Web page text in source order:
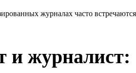
журналах часто
и журналист: